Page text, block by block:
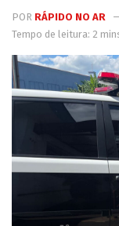
POR RÁPIDO NO AR
Tempo de leitura: 2